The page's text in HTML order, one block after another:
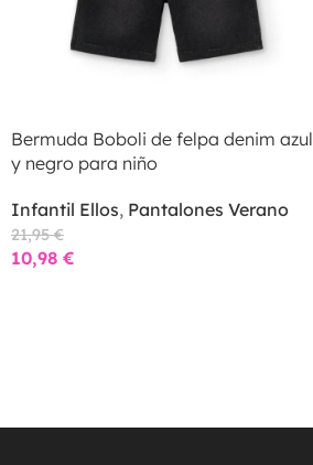
Bermuda Boboli de felpa denim azul
y negro para niño
Infantil Ellos, Pantalones Verano
21,95€
10,98 €